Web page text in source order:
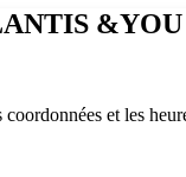
et les